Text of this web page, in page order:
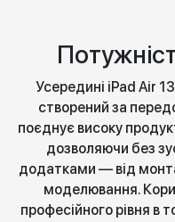
Усередині iPad Air
створений за
поєднує високу
дозволяючи без
додатками — від
моделювання.
професійного рівня в